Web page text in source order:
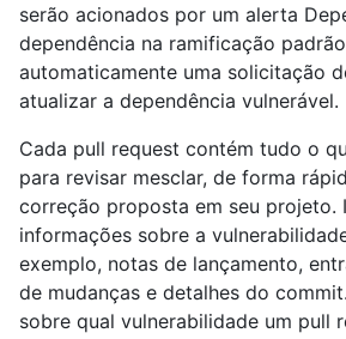
serão acionados por um alerta
dependência na ramificação
automaticamente uma solicitação
atualizar a dependência vulnerável.
Cada pull request contém tudo o
para revisar mesclar, de forma
correção proposta em seu projeto.
informações sobre a
exemplo, notas de lançamento,
de mudanças e detalhes do
sobre qual vulnerabilidade um pull